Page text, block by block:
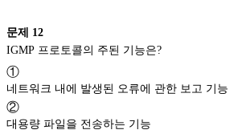
문제 12
①
네트워크 내에 발생된 오류에 관한 보고 기능
②
대용량 파일을 전송하는 기능